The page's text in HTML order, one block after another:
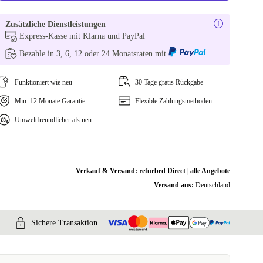
Zusätzliche Dienstleistungen
Express-Kasse mit Klarna und PayPal
Bezahle in 3, 6, 12 oder 24 Monatsraten mit
Funktioniert wie neu 30 Tage gratis Rückgabe
Min. 12 Monate Garantie Flexible Zahlungsmethoden
Umweltfreundlicher als neu
Verkauf & Versand: refurbed Direct| alle Angebote
Versand aus: Deutschland
Sichere Transaktion